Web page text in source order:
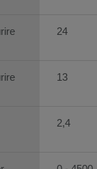
24
13
2,4